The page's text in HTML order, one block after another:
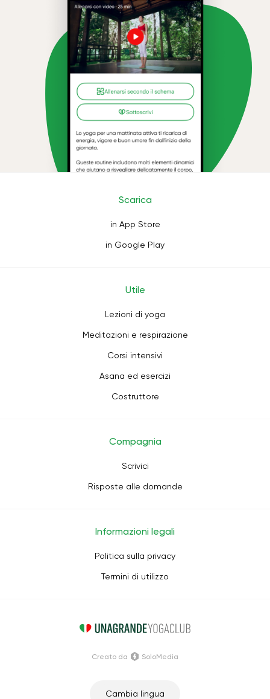
Scarica
in App Store
in Google Play
Utile
Lezioni di yoga
Meditazioni e respirazione
Corsi intensivi
Asana ed esercizi
Costruttore
Compagnia
Scrivici
Risposte alle domande
Informazioni legali
Politica sulla privacy
Termini di utilizzo
Cambia lingua
Creato da SoloMedia